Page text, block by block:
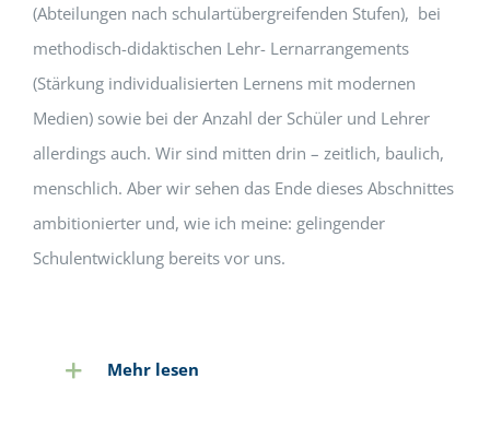
(Abteilungen nach schulartübergreifenden Stufen), bei
methodisch-didaktischen Lehr- Lernarrangements
(Stärkung individualisierten Lernens mit modernen
Medien) sowie bei der Anzahl der Schüler und Lehrer
allerdings auch. Wir sind mitten drin – zeitlich, baulich,
menschlich. Aber wir sehen das Ende dieses Abschnittes
ambitionierter und, wie ich meine: gelingender
Schulentwicklung bereits vor uns.
Mehr lesen